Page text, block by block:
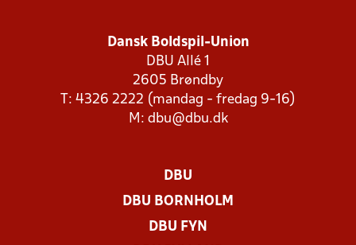
Dansk Boldspil-Union
DBU Allé 1
2605 Brøndby
T: 4326 2222 (mandag - fredag 9-16)
M: dbu@dbu.dk
DBU
DBU BORNHOLM
DBU FYN